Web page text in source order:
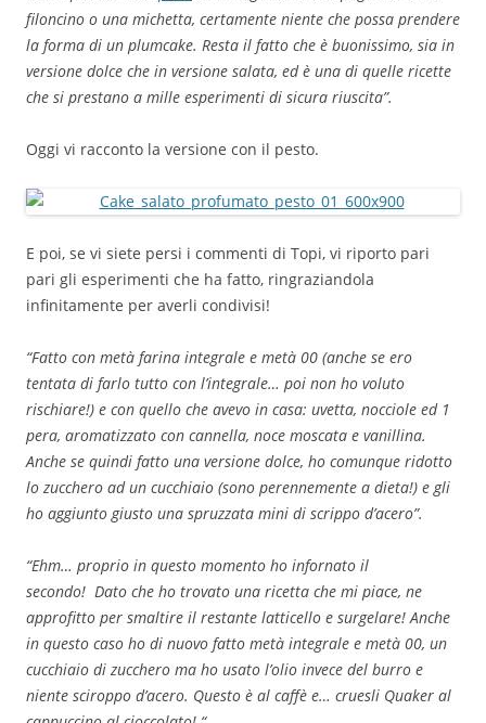
filoncino o una michetta, certamente niente che possa prendere
la forma di un plumcake. Resta il fatto che è buonissimo, sia in
versione dolce che in versione salata, ed è una di quelle ricette
che si prestano a mille esperimenti di sicura riuscita”.
Oggi vi racconto la versione con il pesto.
E poi, se vi siete persi i commenti di Topi, vi riporto pari
pari gli esperimenti che ha fatto, ringraziandola
infinitamente per averli condivisi!
“Fatto con metà farina integrale e metà 00 (anche se ero
tentata di farlo tutto con l’integrale… poi non ho voluto
rischiare!) e con quello che avevo in casa: uvetta, nocciole ed 1
pera, aromatizzato con cannella, noce moscata e vanillina.
Anche se quindi fatto una versione dolce, ho comunque ridotto
lo zucchero ad un cucchiaio (sono perennemente a dieta!) e gli
ho aggiunto giusto una spruzzata mini di scrippo d’acero”.
“Ehm… proprio in questo momento ho infornato il
secondo! Dato che ho trovato una ricetta che mi piace, ne
approfitto per smaltire il restante latticello e surgelare! Anche
in questo caso ho di nuovo fatto metà integrale e metà 00, un
cucchiaio di zucchero ma ho usato l’olio invece del burro e
niente sciroppo d’acero. Questo è al caffè e… cruesli Quaker al